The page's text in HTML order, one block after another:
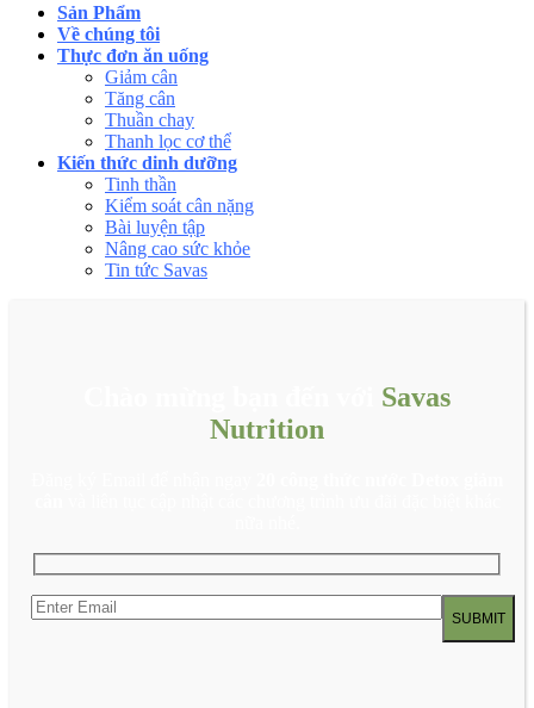
Sản Phẩm
Về chúng tôi
Thực đơn ăn uống
Giảm cân
Tăng cân
Thuần chay
Thanh lọc cơ thể
Kiến thức dinh dưỡng
Tinh thần
Kiểm soát cân nặng
Bài luyện tập
Nâng cao sức khỏe
Tin tức Savas
Savas
Nutrition